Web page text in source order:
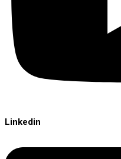
Linkedin